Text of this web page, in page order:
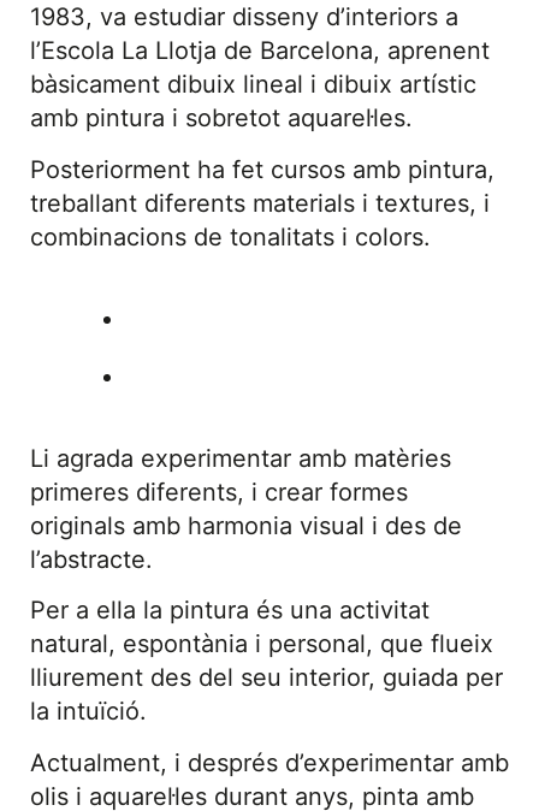
1983, va estudiar disseny d’interiors a
l’Escola La Llotja de Barcelona, aprenent
bàsicament dibuix lineal i dibuix artístic
amb pintura i sobretot aquarel·les.
Posteriorment ha fet cursos amb pintura,
treballant diferents materials i textures, i
combinacions de tonalitats i colors.
Li agrada experimentar amb matèries
primeres diferents, i crear formes
originals amb harmonia visual i des de
l’abstracte.
Per a ella la pintura és una activitat
natural, espontània i personal, que flueix
lliurement des del seu interior, guiada per
la intuïció.
Actualment, i després d’experimentar amb
olis i aquarel·les durant anys, pinta amb